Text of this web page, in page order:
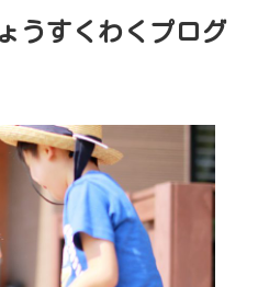
うすくわくプログ